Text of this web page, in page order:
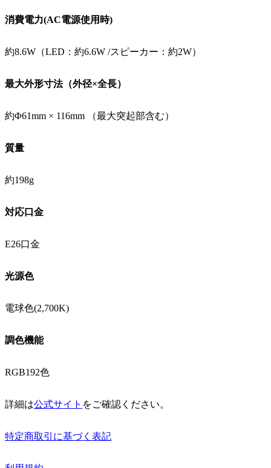
消費電力(AC電源使用時)
約8.6W（LED：約6.6W /スピーカー：約2W）
最大外形寸法（外径×全長）
約Φ61mm × 116mm （最大突起部含む）
質量
約198g
対応口金
E26口金
光源色
電球色(2,700K)
調色機能
RGB192色
詳細は公式サイト をご確認ください。
特定商取引に基づく表記